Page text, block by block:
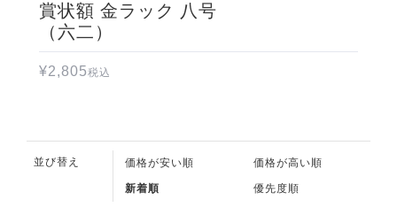
賞状額 金ラック 八号
（六二）
¥2,805税込
並び替え 価格が安い順 価格が高い順
新着順 優先度順